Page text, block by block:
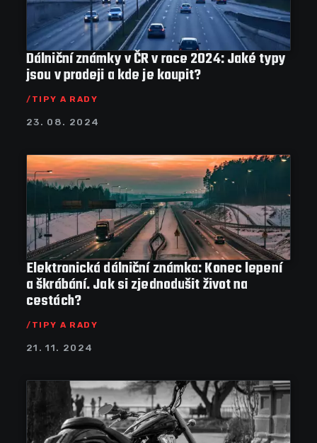
Dálniční známky v ČR v roce 2024: Jaké typy
jsou v prodeji a kde je koupit?
TIPY A RADY
23. 08. 2024
Elektronická dálniční známka: Konec lepení
a škrábání. Jak si zjednodušit život na
cestách?
TIPY A RADY
21. 11. 2024